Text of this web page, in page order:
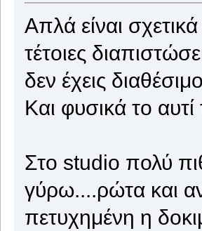
Απλά είναι
τέτοιες
δεν έχεις
Και φυσικά το
Στο studio πολύ
γύρω....ρώτα και
πετυχημένη η